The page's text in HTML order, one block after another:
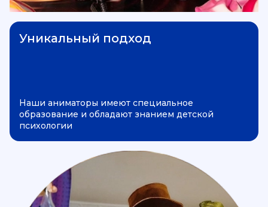
Уникальный подход
Наши аниматоры имеют специальное
образование и обладают знанием детской
психологии